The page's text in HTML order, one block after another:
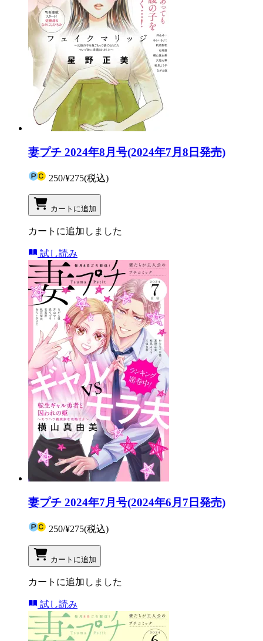
妻プチ 2024年8月号(2024年7月8日発売)
250/¥275(税込)
カートに追加
カートに追加しました
試し読み
妻プチ 2024年7月号(2024年6月7日発売)
250/¥275(税込)
カートに追加
カートに追加しました
試し読み